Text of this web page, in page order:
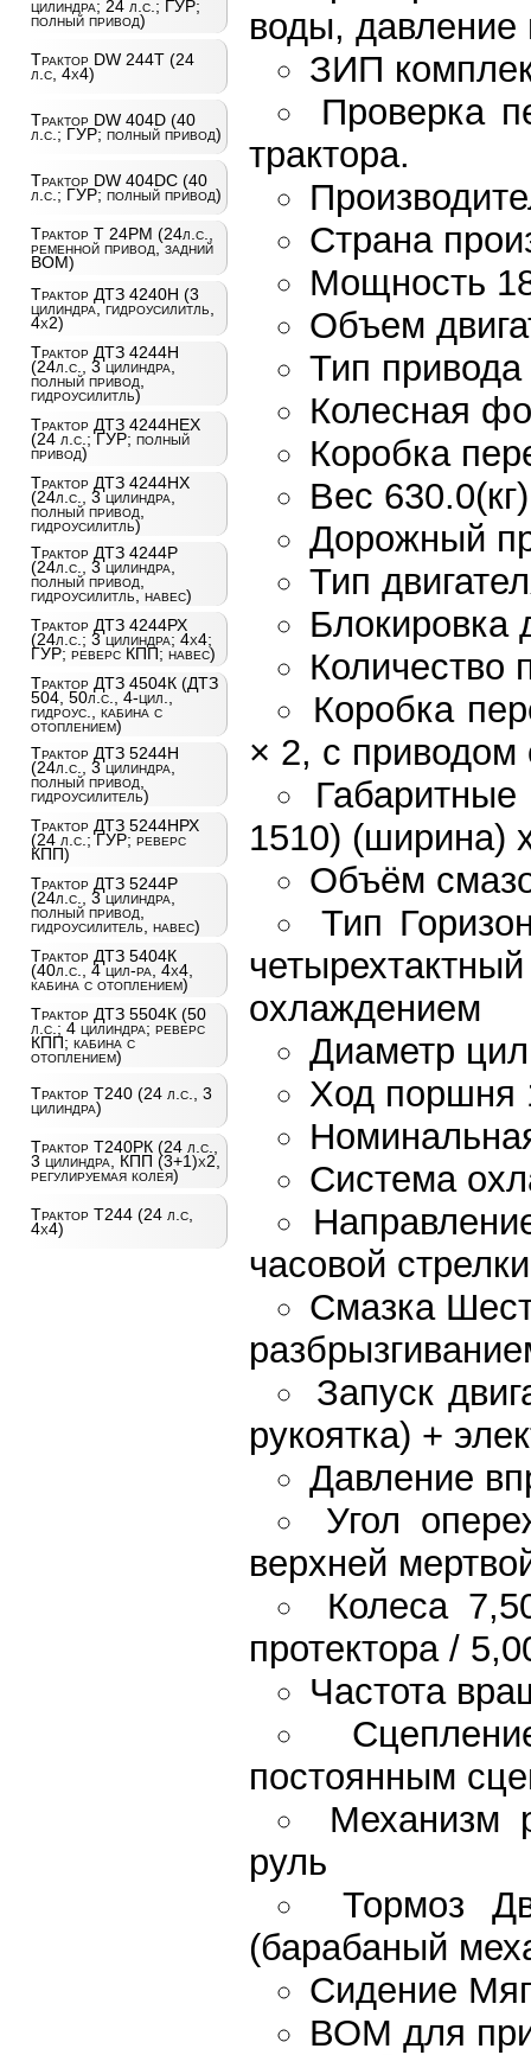
цилиндра; 24 л.с.; ГУР;
полный привод)
Трактор DW 244Т (24
л.с, 4х4)
Трактор DW 404D (40
л.с.; ГУР; полный привод)
Трактор DW 404DC (40
л.с.; ГУР; полный привод)
Трактор T 24PM (24л.с.,
ременной привод, задний
ВОМ)
Трактор ДТЗ 4240Н (3
цилиндра, гидроусилитль,
4х2)
Трактор ДТЗ 4244Н
(24л.с., 3 цилиндра,
полный привод,
гидроусилитль)
Трактор ДТЗ 4244НЕХ
(24 л.с.; ГУР; полный
привод)
Трактор ДТЗ 4244НХ
(24л.с., 3 цилиндра,
полный привод,
гидроусилитль)
Трактор ДТЗ 4244Р
(24л.с., 3 цилиндра,
полный привод,
гидроусилитль, навес)
Трактор ДТЗ 4244РХ
(24л.с.; 3 цилиндра; 4х4;
ГУР; реверс КПП; навес)
Трактор ДТЗ 4504К (ДТЗ
504, 50л.с., 4-цил.,
гидроус., кабина с
отоплением)
Трактор ДТЗ 5244Н
(24л.с., 3 цилиндра,
полный привод,
гидроусилитель)
Трактор ДТЗ 5244НРХ
(24 л.с.; ГУР; реверс
КПП)
Трактор ДТЗ 5244Р
(24л.с., 3 цилиндра,
полный привод,
гидроусилитель, навес)
Трактор ДТЗ 5404К
(40л.с., 4 цил-ра, 4х4,
кабина с отоплением)
Трактор ДТЗ 5504К (50
л.с.; 4 цилиндра; реверс
КПП; кабина с
отоплением)
Трактор Т240 (24 л.с., 3
цилиндра)
Трактор Т240РК (24 л.с.,
3 цилиндра, КПП (3+1)х2,
регулируемая колея)
Трактор Т244 (24 л.с,
4х4)
воды, давление
ЗИП
Проверка
трактора.
Страна
Мощность
Объем
Тип
Колесная
Коробка
Вес 630.0(кг)
Дорожный
Тип
Количество
Коробка
× 2, с
1510) (ширина)
Объём
Тип
охлаждением
Диаметр
Ход поршня
Система
часовой стрелки
Смазка
Запуск
рукоятка) +
Давление
Угол
верхней
Колеса
протектора /
Частота
постоянным
Механизм
руль
Тормоз
(барабаный
Сидение
ВОМ для